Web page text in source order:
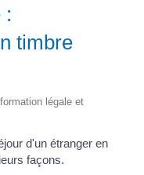
:
timbre
légale et
d'un étranger en
façons.